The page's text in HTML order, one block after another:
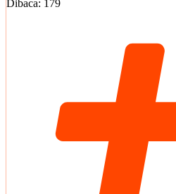
Dibaca: 179